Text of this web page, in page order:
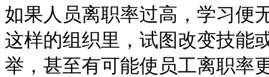
如果人员离职率过高，学习便
这样的组织里，试图改变技能
举，甚至有可能使员工离职率